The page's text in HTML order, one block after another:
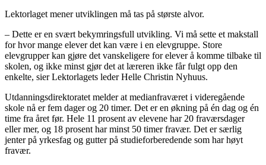
Lektorlaget mener utviklingen må tas på største alvor.
– Dette er en svært bekymringsfull utvikling. Vi må sette et makstall
for hvor mange elever det kan være i en elevgruppe. Store
elevgrupper kan gjøre det vanskeligere for elever å komme tilbake til
skolen, og ikke minst gjør det at læreren ikke får fulgt opp den
enkelte, sier Lektorlagets leder Helle Christin Nyhuus.
Utdanningsdirektoratet melder at medianfraværet i videregående
skole nå er fem dager og 20 timer. Det er en økning på én dag og én
time fra året før. Hele 11 prosent av elevene har 20 fraværsdager
eller mer, og 18 prosent har minst 50 timer fravær. Det er særlig
jenter på yrkesfag og gutter på studieforberedende som har høyt
fravær.